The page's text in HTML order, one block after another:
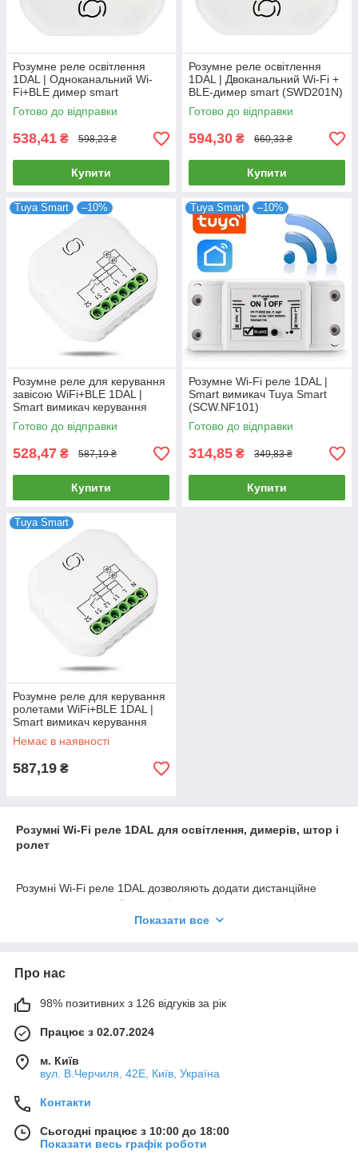
Розумне реле освітлення
1DAL | Одноканальний Wi-
Fi+BLE димер smart
(SWD101N)
Готово до відправки
538,41 ₴ 598,23 ₴
Купити
Розумне реле освітлення
1DAL | Двоканальний Wi-Fi +
BLE-димер smart (SWD201N)
Готово до відправки
594,30 ₴ 660,33 ₴
Купити
Tuya Smart –10%
Розумне реле для керування
завісою WiFi+BLE 1DAL |
Smart вимикач керування
шторами (SWС101N)
Готово до відправки
528,47 ₴ 587,19 ₴
Купити
Tuya Smart –10%
Розумне Wi-Fi реле 1DAL |
Smart вимикач Tuya Smart
(SCW.NF101)
Готово до відправки
314,85 ₴ 349,83 ₴
Купити
Tuya Smart
Розумне реле для керування
ролетами WiFi+BLE 1DAL |
Smart вимикач керування
ролетами (SWS101N)
Немає в наявності
587,19 ₴
Розумні Wi-Fi реле 1DAL для освітлення, димерів, штор і
ролет
Розумні Wi-Fi реле 1DAL дозволяють додати дистанційне
керування до звичайного освітлення, електроприладів,
електричних штор, карнизів або ролет без необхідності
двоканальні Wi-Fi-реле для освітлення, модулі-димери з
регулюванням яскравості, універсальне реле для
електроприладів, а також спеціалізовані контролери для
працюють із Tuya Smart / Smart Life, підтримують розклади й
автоматичні сценарії Smart Home.
Що можна автоматизувати за
допомогою Smart-реле
Показати все
Про нас
98% позитивних з 126 відгуків за рік
Працює з 02.07.2024
м. Київ
вул. В.Черчиля, 42Е, Київ, Україна
Контакти
Сьогодні працює з 10:00 до 18:00
Показати весь графік роботи